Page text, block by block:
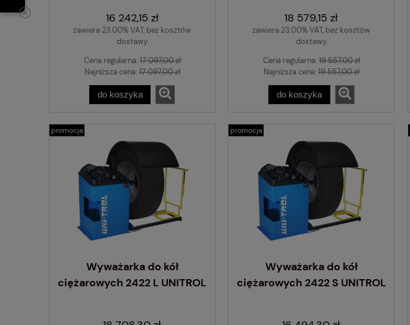
16 242,15 zł
zawiera 23.00% VAT, bez kosztów
dostawy
Cena regularna:17 097,00 zł
Najniższa cena:17 097,00 zł
do koszyka
18 579,15 zł
zawiera 23.00% VAT, bez kosztów
dostawy
Cena regularna: 19 557,00 zł
Najniższa cena: 19 557,00 zł
do koszyka
Wyważarka do kół
ciężarowych 2422 L UNITROL
promocja
Wyważarka do kół
ciężarowych 2422 S UNITROL
promocja